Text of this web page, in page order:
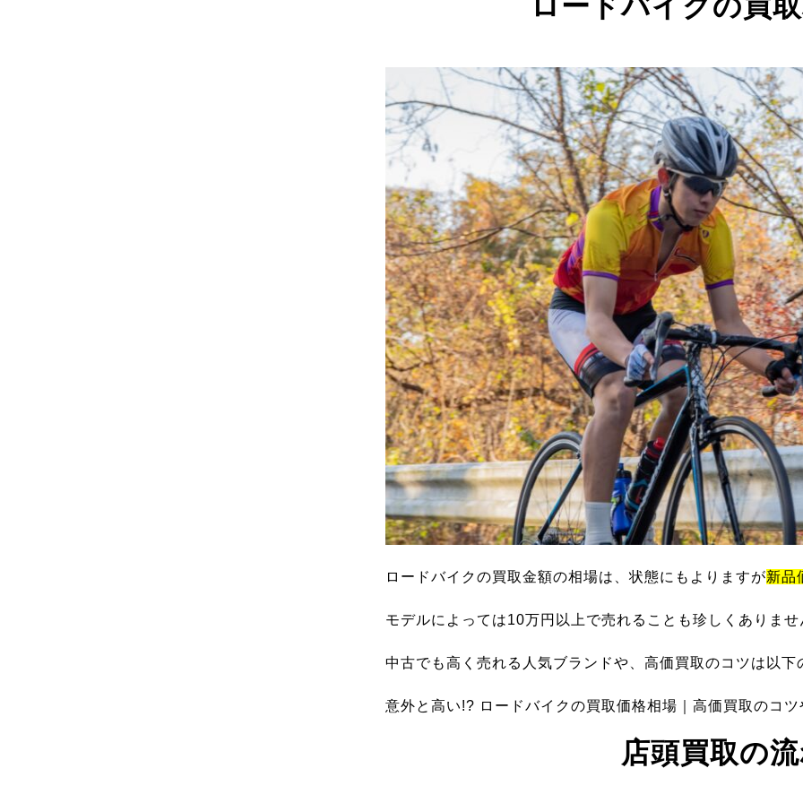
ロードバイクの買取金額の相場は、状態にもよりますが新品
モデルによっては10万円以上で売れることも珍しくありませ
中古でも高く売れる人気ブランドや、高価買取のコツは以
意外と高い!? ロードバイクの買取価格相場｜高価買取のコ
店頭買取の